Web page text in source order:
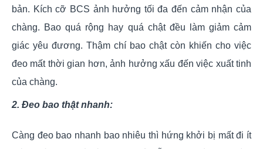
bản. Kích cỡ BCS ảnh hưởng tối đa đến cảm nhận của
chàng. Bao quá rộng hay quá chật đều làm giảm cảm
giác yêu đương. Thậm chí bao chật còn khiến cho việc
đeo mất thời gian hơn, ảnh hưởng xấu đến việc xuất tinh
của chàng.
2. Đeo bao thật nhanh:
Càng đeo bao nhanh bao nhiêu thì hứng khởi bị mất đi ít